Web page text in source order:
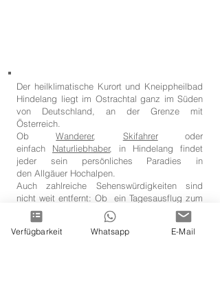
Der heilklimatische Kurort und Kneippheilbad
Hindelang liegt im Ostrachtal ganz im Süden
von Deutschland, an der Grenze mit
Österreich.
ObWanderer, Skifahreroder
einfach Naturliebhaber, in Hindelang findet
jeder sein persönliches Paradies in
den Allgäuer Hochalpen.
Auch zahlreiche Sehenswürdigkeiten sind
nicht weit entfernt: Ob ein Tagesausflug zum
Schloss Neuschwanstein oder Linderhof, zum
Bodensee, Skywalk Allgäu... Oder sogar
grenzübergreifend zum Naturpark
Verfügbarkeit Whatsapp E-Mail